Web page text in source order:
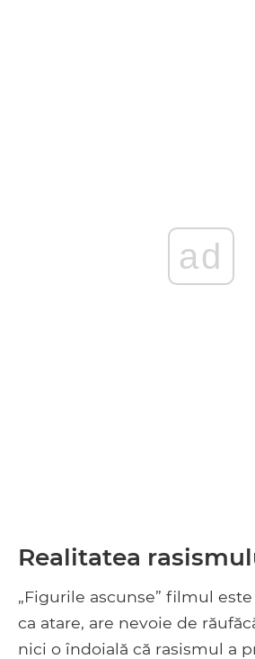
ad
Realitatea
„Figurile ascunse” filmul
ca atare, are nevoie de
nici o îndoială că rasismul a